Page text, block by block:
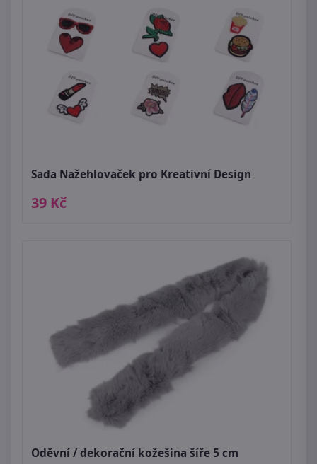
Sada Nažehlovaček pro Kreativní Design
39 Kč
Oděvní / dekorační kožešina šíře 5 cm